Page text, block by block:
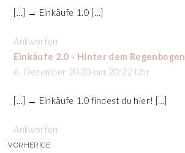
[…] → Einkäufe 1.0 […]
Antworten
Einkäufe 2.0 - Hinter dem Regenbogen
6. Dezember 2020 um 20:22 Uhr
[…] → Einkäufe 1.0 findest du hier! […]
Antworten
VORHERIGE